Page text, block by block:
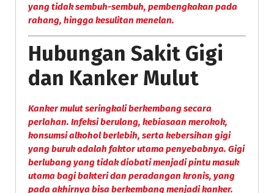
yang tidak sembuh-sembuh, pembengkakan pada
rahang, hingga kesulitan menelan.
Hubungan Sakit Gigi
dan Kanker Mulut
Kanker mulut seringkali berkembang secara
perlahan. Infeksi berulang, kebiasaan merokok,
konsumsi alkohol berlebih, serta kebersihan gigi
yang buruk adalah faktor utama penyebabnya. Gigi
berlubang yang tidak diobati menjadi pintu masuk
utama bagi bakteri dan peradangan kronis, yang
pada akhirnya bisa berkembang menjadi kanker.